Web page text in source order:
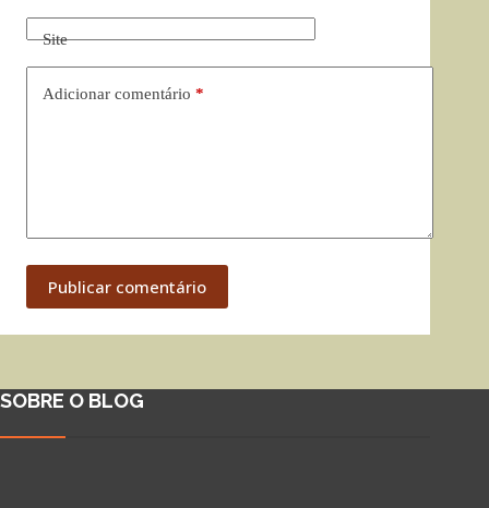
Site
Adicionar comentário *
Publicar comentário
SOBRE O BLOG